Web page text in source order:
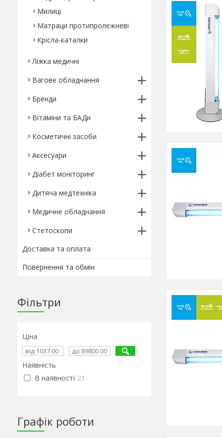
Милиці
Матраци протипролежневі
Крісла-каталки
Ліжка медичні
Вагове обладнання
Бренди
Вітаміни та БАДи
Косметичні засоби
Аксесуари
Діабет моніторинг
Дитяча медтехніка
Медичне обладнання
Стетоскопи
Доставка та оплата
Повернення та обмін
Фільтри
Ціна
Наявність
В наявності 21
Графік роботи